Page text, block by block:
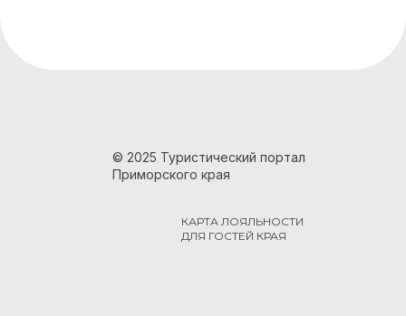
© 2025 Туристический портал
Приморского края
КАРТА ЛОЯЛЬНОСТИ
ДЛЯ ГОСТЕЙ КРАЯ